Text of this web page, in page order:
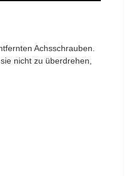
Achsschrauben.
nicht zu überdrehen,